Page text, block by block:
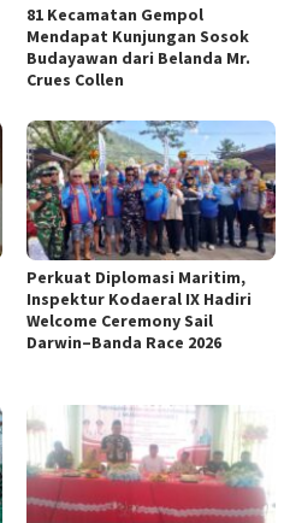
81 Kecamatan Gempol
Mendapat Kunjungan Sosok
Budayawan dari Belanda Mr.
Crues Collen
Perkuat Diplomasi Maritim,
Inspektur Kodaeral IX Hadiri
Welcome Ceremony Sail
Darwin–Banda Race 2026